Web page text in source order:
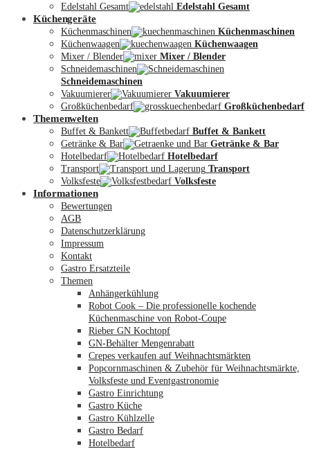
Mein Konto
Edelstahl Gesamt
Edelstahl Gesamt
Küchengeräte
Küchenmaschinen
Küchenmaschinen
Küchenwaagen
Küchenwaagen
Mixer / Blender
Mixer / Blender
Schneidemaschinen
Schneidemaschinen
Vakuumierer
Vakuumierer
Großküchenbedarf
Großküchenbedarf
Themenwelten
Buffet & Bankett
Buffet & Bankett
Getränke & Bar
Getränke & Bar
Hotelbedarf
Hotelbedarf
Transport
Transport
Volksfeste
Volksfeste
Informationen
Bewertungen
AGB
Datenschutzerklärung
Impressum
Kontakt
Gastro Ersatzteile
Themen
Anhängerkühlung
Robot Cook – Die professionelle kochende
Küchenmaschine von Robot-Coupe
Rieber GN Kochtopf
GN-Behälter Mengenrabatt
Crepes verkaufen auf Weihnachtsmärkten
Popcornmaschinen & Zubehör für Weihnachtsmärkte,
Volksfeste und Eventgastronomie
Gastro Einrichtung
Gastro Küche
Gastro Kühlzelle
Gastro Bedarf
Hotelbedarf